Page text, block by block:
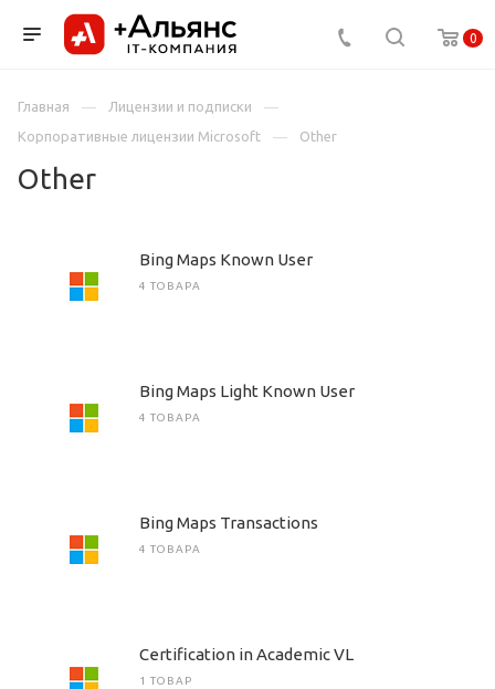
0
Главная
Лицензии и подписки
Корпоративные лицензии Microsoft
Other
Other
Bing Maps Known User
4 ТОВАРА
Bing Maps Light Known User
4 ТОВАРА
Bing Maps Transactions
4 ТОВАРА
Certification in Academic VL
1 ТОВАР